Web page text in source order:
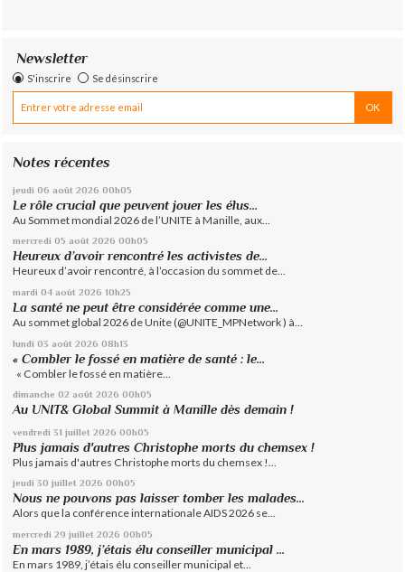
Newsletter
S'inscrire Se désinscrire
Notes récentes
jeudi 06 août 2026 00h05
Le rôle crucial que peuvent jouer les élus...
Au Sommet mondial 2026 de l’UNITE à Manille, aux...
mercredi 05 août 2026 00h05
Heureux d’avoir rencontré les activistes de...
Heureux d’avoir rencontré, à l’occasion du sommet de...
mardi 04 août 2026 10h25
La santé ne peut être considérée comme une...
Au sommet global 2026 de Unite (@UNITE_MPNetwork ) à...
lundi 03 août 2026 08h13
« Combler le fossé en matière de santé : le...
« Combler le fossé en matière...
dimanche 02 août 2026 00h05
Au UNIT& Global Summit à Manille dès demain !
vendredi 31 juillet 2026 00h05
Plus jamais d'autres Christophe morts du chemsex !
Plus jamais d'autres Christophe morts du chemsex !...
jeudi 30 juillet 2026 00h05
Nous ne pouvons pas laisser tomber les malades...
Alors que la conférence internationale AIDS 2026 se...
mercredi 29 juillet 2026 00h05
En mars 1989, j’étais élu conseiller municipal ...
En mars 1989, j’étais élu conseiller municipal et...